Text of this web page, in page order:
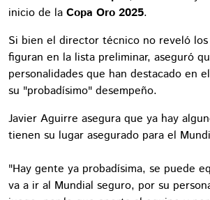
inicio de la Copa Oro 2025.
Si bien el director técnico no reveló
figuran en la lista preliminar, aseguró
personalidades que han destacado en
su "probadísimo" desempeño.
Javier Aguirre asegura que ya hay
tienen su lugar asegurado para el
"Hay gente ya probadísima, se puede
va a ir al Mundial seguro, por su